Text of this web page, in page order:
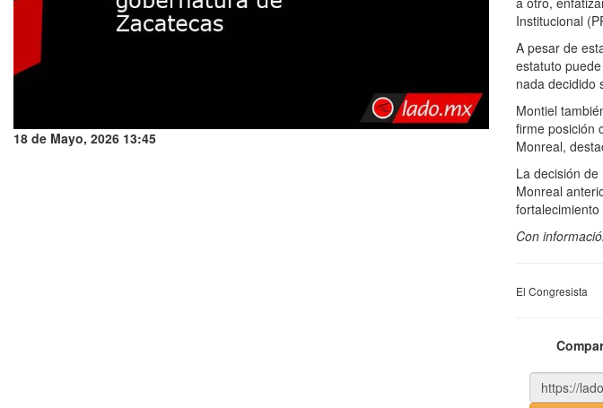
18 de Mayo, 2026 13:45
Institucional
A pesar de
estatuto
nada decidido
Montiel
firme posición
Monreal,
La decisión
Monreal
Con
El Congresista